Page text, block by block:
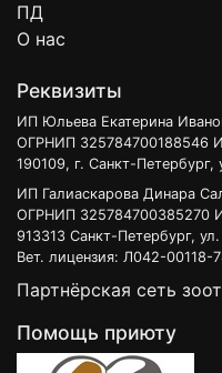
ПД
О нас
Реквизиты
ИП Юльева Екатерина
ОГРНИП 325784700188546
190109, г. Санкт-Петербург,
ИП Галиаскарова Динара
ОГРНИП 325784700385270
913313 Санкт-Петербург,
Вет. лицензия: Л042-00118-
Партнёрская сеть
Помощь приюту